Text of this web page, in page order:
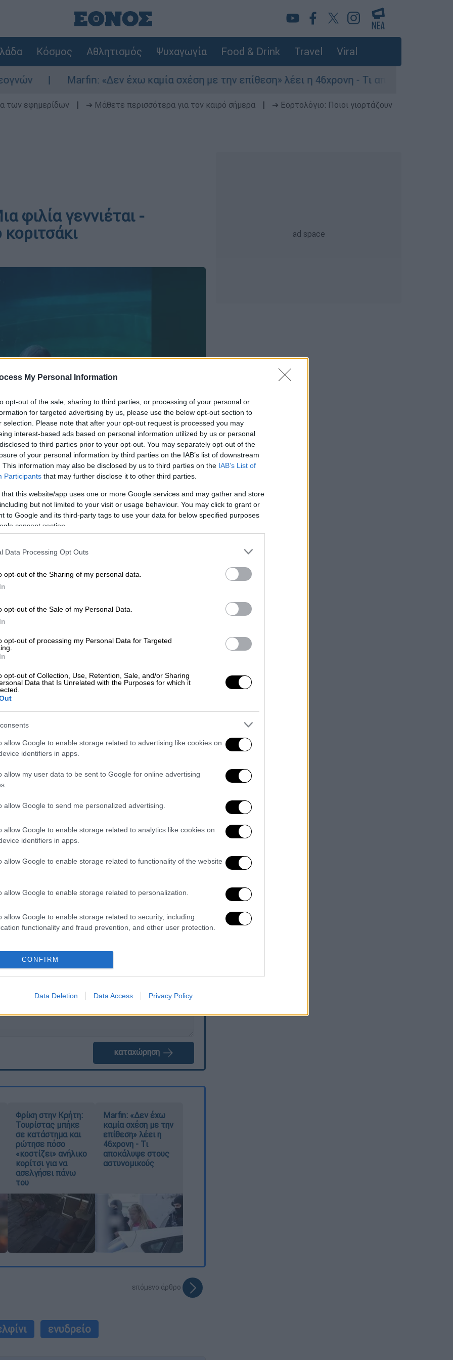
My Personal Information
opt-out of the sale, sharing to third parties, or processing of your personal or
for targeted advertising by us, please use the below opt-out section to
selection. Please note that after your opt-out request is processed you may
interest-based ads based on personal information utilized by us or personal
to third parties prior to your opt-out. You may separately opt-out of the
of your personal information by third parties on the IAB’s list of downstream
This information may also be disclosed by us to third parties on the IAB’s List of
Participants that may further disclose it to other third parties.
that this website/app uses one or more Google services and may gather and store
but not limited to your visit or usage behaviour. You may click to grant or
to Google and its third-party tags to use your data for below specified purposes
consent section.
Data Processing Opt Outs
opt-out of the Sharing of my personal data.
opt-out of the Sale of my Personal Data.
opt-out of processing my Personal Data for Targeted
opt-out of Collection, Use, Retention, Sale, and/or Sharing
Data that Is Unrelated with the Purposes for which it
allow Google to enable storage related to advertising like cookies on
identifiers in apps.
allow my user data to be sent to Google for online advertising
allow Google to send me personalized advertising.
allow Google to enable storage related to analytics like cookies on
identifiers in apps.
allow Google to enable storage related to functionality of the website
allow Google to enable storage related to personalization.
allow Google to enable storage related to security, including
functionality and fraud prevention, and other user protection.
CONFIRM
Data Deletion Data Access Privacy Policy
Κόσμος Αθλητισμός Ψυχαγωγία Food & Drink Travel Viral
Marfin: «Δεν έχω καμία σχέση με την επίθεση» λέει η 46χρονη - Τι αποκάλυψε στους
των εφημερίδων ➔ Μάθετε περισσότερα για τον καιρό σήμερα
➔ Εορτολόγιο: Ποιοι γιορτάζουν
φιλία γεννιέται -
την φιλία που ανέπτυξε ένα μικρό
την μικρή Ριέαν, σταμάτησε μπροστά
δελφινιού και έστελνε φιλιά στον
video
ΕΘΝΟΣ θα παρεμβαίνει και τα προσβλητικά σχόλια θα
καταχώρηση
Φρίκη στην Κρήτη:
Τουρίστας μπήκε
σε κατάστημα και
ρώτησε πόσο
«κοστίζει» ανήλικο
κορίτσι για να
ασελγήσει πάνω
του
Marfin: «Δεν έχω
καμία σχέση με την
επίθεση» λέει η
46χρονη - Τι
αποκάλυψε στους
αστυνομικούς
επόμενο άρθρο
ενυδρείο